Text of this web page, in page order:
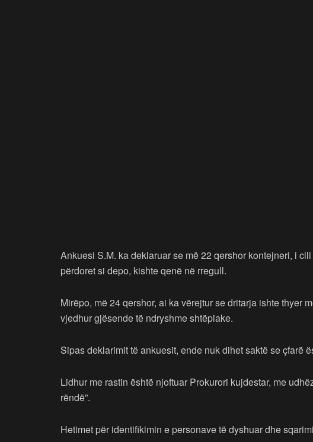
Ankuesi S.M. ka deklaruar se më 22 qershor kontejneri, i
përdoret si depo, kishte qenë në rregull.
Mirëpo, më 24 qershor, ai ka vërejtur se dritarja ishte thyer
vjedhur gjësende të ndryshme shtëpiake.
Sipas deklarimit të ankuesit, ende nuk dihet saktë se çfarë
Lidhur me rastin është njoftuar Prokurori kujdestar, me
rëndë”.
Hetimet për identifikimin e personave të dyshuar dhe